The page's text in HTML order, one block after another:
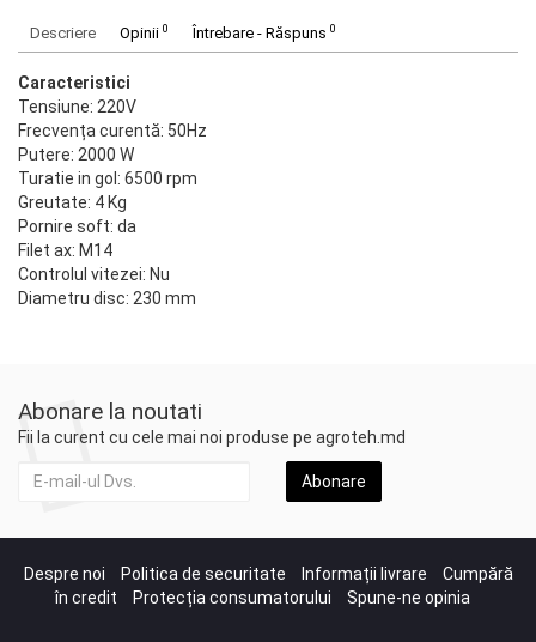
Descriere Opinii 0 Întrebare - Răspuns 0
Caracteristici
Tensiune: 220V
Frecvența curentă: 50Hz
Putere: 2000 W
Turatie in gol: 6500 rpm
Greutate: 4 Kg
Pornire soft: da
Filet ax: M14
Controlul vitezei: Nu
Diametru disc: 230 mm
Abonare la noutati
Fii la curent cu cele mai noi produse pe agroteh.md
Abonare
Despre noi Politica de securitate Informații livrare
Cumpără
în credit
Protecția consumatorului Spune-ne opinia